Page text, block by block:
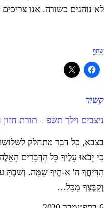
לא נוהגים כשורה. אנו
שתף
קשור
ניצבים וילך תשפ – תורת
בצבא, כל דבר מתחלק
כִי יָבֹאוּ עָלֶיךָ כָּל הַדְּבָרִים
הִדִּיחֲךָ ה' א-הֶיךָ שָׁמָּה. וְשַׁבְתָּ
וְקִבֶּצְךָ מִכָּל…